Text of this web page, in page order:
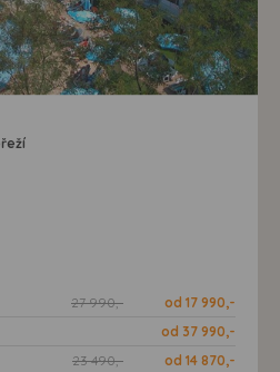
27 990,-
od 17 990,-
od 37 990,-
23 490,- od 14 870,-